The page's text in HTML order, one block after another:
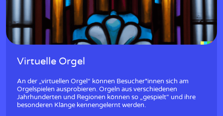
Virtuelle Orgel
An der „virtuellen Orgel“ können Besucher*innen sich am
Orgelspielen ausprobieren. Orgeln aus verschiedenen
Jahrhunderten und Regionen können so „gespielt“ und ihre
besonderen Klänge kennengelernt werden.